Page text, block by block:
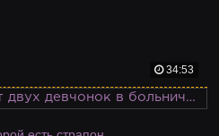
34:53
Худой паренёк трахает двух девчонок в больничном кабинете